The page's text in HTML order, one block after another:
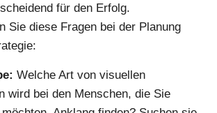
für den Erfolg.
Sie diese Fragen bei der Planung
Welche Art von visuellen
wird bei den Menschen, die Sie